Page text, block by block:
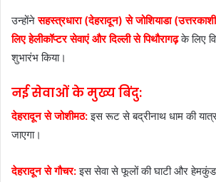
उन्होंनेसहस्त्रधारा (देहरादून) से जोशियाडा
लिए हेलीकॉप्टर सेवाएं और दिल्ली से पिथौरागढ़के लिए
शुभारंभ किया।
नई सेवाओं के मुख्य बिंदु:
देहरादून से जोशीमठ: इस रूट से बद्रीनाथ धाम की
जाएगा।
देहरादून से गौचर: इस सेवा से फूलों की घाटी और